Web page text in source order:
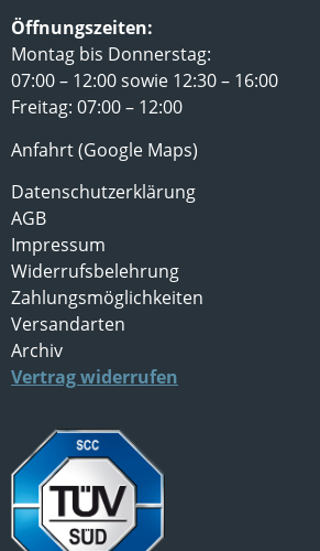
Öffnungszeiten:
Montag bis Donnerstag:
07:00 – 12:00 sowie 12:30 – 16:00
Freitag: 07:00 – 12:00
Anfahrt (Google Maps)
Datenschutzerklärung
AGB
Impressum
Widerrufsbelehrung
Zahlungsmöglichkeiten
Versandarten
Archiv
Vertrag widerrufen